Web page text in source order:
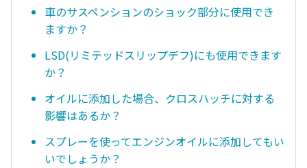
車のサスペンションのショック部分に使用でき
ますか？
LSD(リミテッドスリップデフ)にも使用できます
か？
オイルに添加した場合、クロスハッチに対する
影響はあるか？
スプレーを使ってエンジンオイルに添加してもい
いでしょうか？